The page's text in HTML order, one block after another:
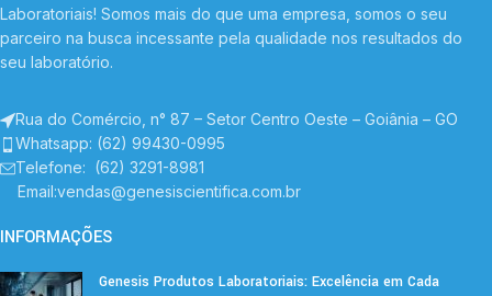
Laboratoriais! Somos mais do que uma empresa, somos o seu
parceiro na busca incessante pela qualidade nos resultados do
seu laboratório.
Rua do Comércio, n° 87 – Setor Centro Oeste – Goiânia – GO
Whatsapp: (62) 99430-0995
Telefone: (62) 3291-8981
Email:vendas@genesiscientifica.com.br
INFORMAÇÕES
Genesis Produtos Laboratoriais: Excelência em Cada